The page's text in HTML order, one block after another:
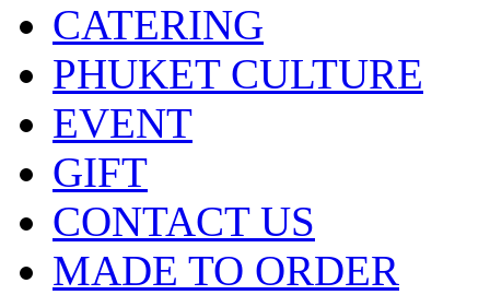
CATERING
PHUKET CULTURE
EVENT
GIFT
CONTACT US
MADE TO ORDER